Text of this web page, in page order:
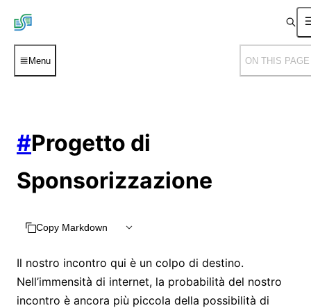
Menu ON THIS PAGE
#Progetto di
Sponsorizzazione
Copy Markdown
Il nostro incontro qui è un colpo di destino.
Nell’immensità di internet, la probabilità del nostro
incontro è ancora più piccola della possibilità di